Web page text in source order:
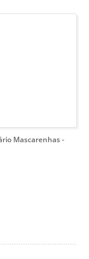
Mascarenhas-